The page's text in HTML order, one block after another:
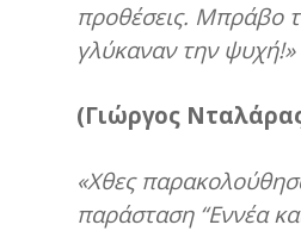
προθέσεις. Μπράβο
γλύκαναν την ψυχή!»
(Γιώργος
«Χθες
παράσταση “Εννέα